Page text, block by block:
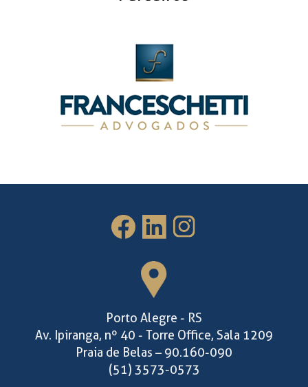
Porto Alegre - RS
Av. Ipiranga, nº 40 - Torre Office, Sala 1209
Praia de Belas – 90.160-090
(51) 3573-0573